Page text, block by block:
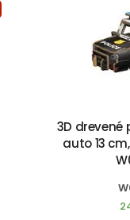
3D drevené
auto 13